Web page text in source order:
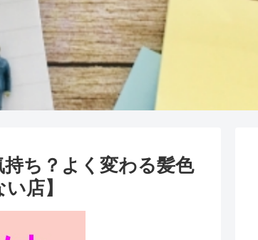
ち？よく変わる髪色
店】